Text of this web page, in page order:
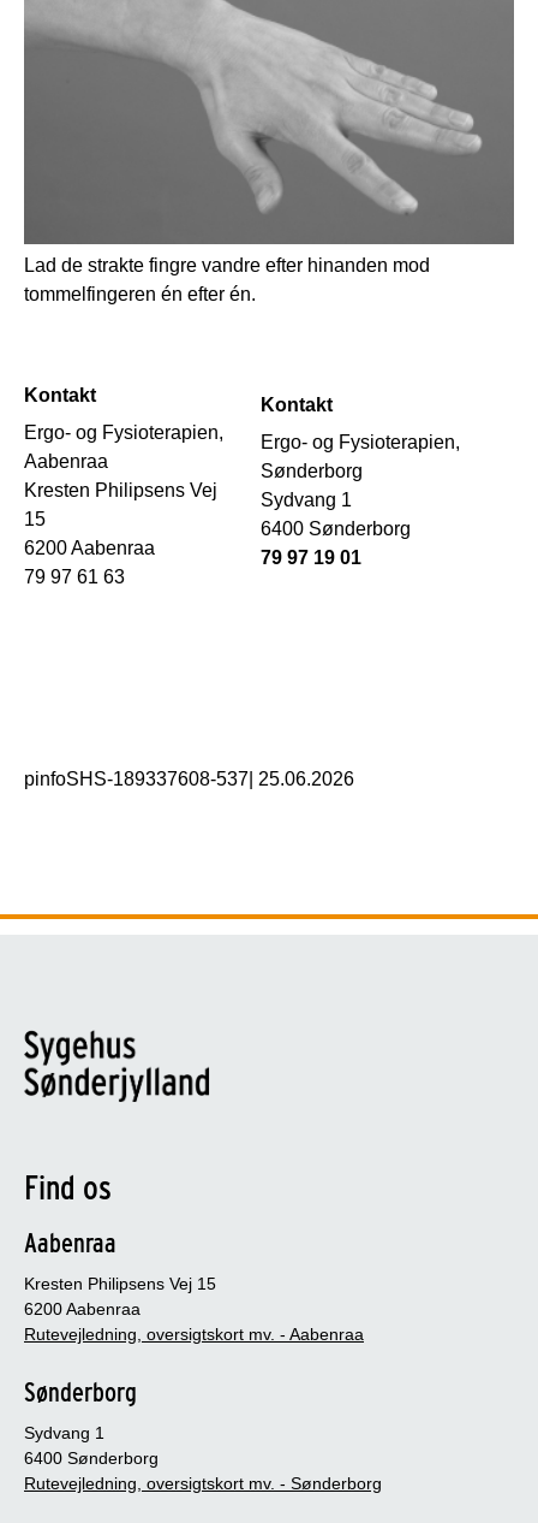
Lad de strakte fingre vandre efter hinanden mod
tommelfingeren én efter én.
Kontakt
Ergo- og Fysioterapien,
Aabenraa
Kresten Philipsens Vej
15
6200 Aabenraa
79 97 61 63
Kontakt
Ergo- og Fysioterapien,
Sønderborg
Sydvang 1
6400 Sønderborg
79 97 19 01
pinfoSHS-189337608-537 25.06.2026
Find os
Aabenraa
Kresten Philipsens Vej 15
6200 Aabenraa
Rutevejledning, oversigtskort mv. - Aabenraa
Sønderborg
Sydvang 1
6400 Sønderborg
Rutevejledning, oversigtskort mv. - Sønderborg